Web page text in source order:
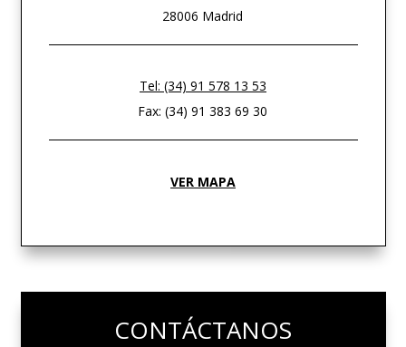
28006 Madrid
Tel: (34) 91 578 13 53
Fax: (34) 91 383 69 30
VER MAPA
CONTÁCTANOS